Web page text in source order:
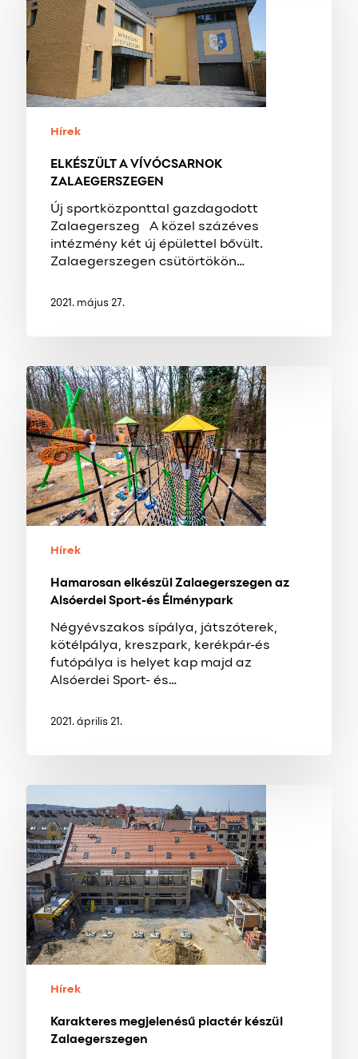
ZALAEGERSZEGEN
Hírek
ELKÉSZÜLT A VÍVÓCSARNOK
ZALAEGERSZEGEN
Új sportközponttal gazdagodott
Zalaegerszeg A közel százéves
intézmény két új épülettel bővült.
Zalaegerszegen csütörtökön…
2021. május 27.
Hamarosan
elkészül
Zalaegerszegen
az
Alsóerdei
Sport-
és
Élménypark
Hírek
Hamarosan elkészül Zalaegerszegen az
Alsóerdei Sport-és Élménypark
Négyévszakos sípálya, játszóterek,
kötélpálya, kreszpark, kerékpár-és
futópálya is helyet kap majd az
Alsóerdei Sport- és…
2021. április 21.
megjelenésű
piactér
készül
Zalaegerszegen
Hírek
Karakteres megjelenésű piactér készül
Zalaegerszegen